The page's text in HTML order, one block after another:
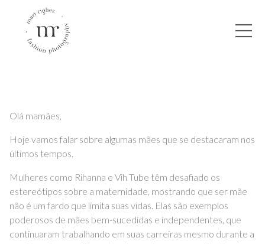
Olá mamães,
Hoje vamos falar sobre algumas mães que se destacaram nos
últimos tempos.
Mulheres como Rihanna e Vih Tube têm desafiado os
estereótipos sobre a maternidade, mostrando que ser mãe
não é um fardo que limita suas vidas. Elas são exemplos
poderosos de mães bem-sucedidas e independentes, que
continuaram trabalhando em suas carreiras mesmo durante a